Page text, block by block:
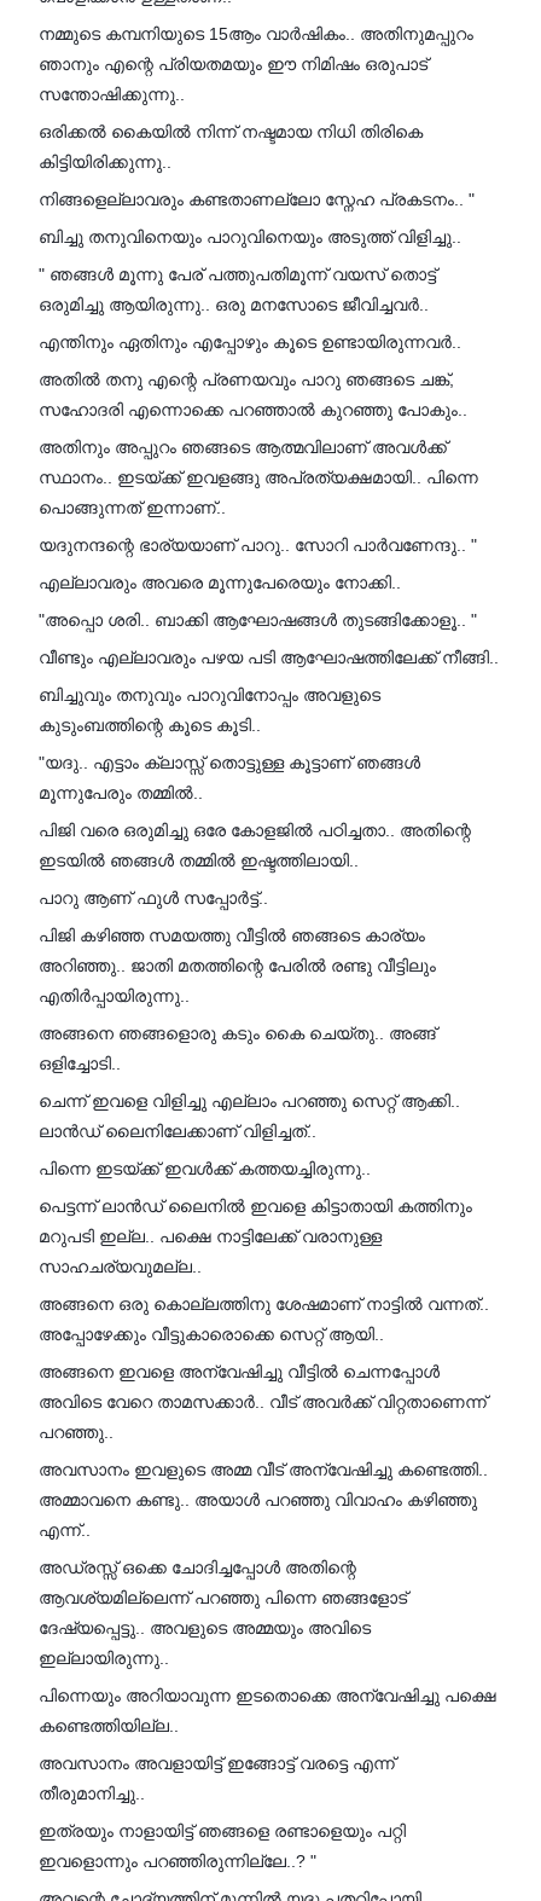
നമ്മുടെ കമ്പനിയുടെ 15ആം വാർഷികം.. അതിനുമപ്പുറം
ഞാനും എന്റെ പ്രിയതമയും ഈ നിമിഷം ഒരുപാട്
സന്തോഷിക്കുന്നു..
ഒരിക്കൽ കൈയിൽ നിന്ന് നഷ്ടമായ നിധി തിരികെ
കിട്ടിയിരിക്കുന്നു..
നിങ്ങളെല്ലാവരും കണ്ടതാണല്ലോ സ്നേഹ പ്രകടനം.. "
ബിച്ചു തനുവിനെയും പാറുവിനെയും അടുത്ത് വിളിച്ചു..
" ഞങ്ങൾ മൂന്നു പേര് പത്തുപതിമൂന്ന് വയസ് തൊട്ട്
ഒരുമിച്ചു ആയിരുന്നു.. ഒരു മനസോടെ ജീവിച്ചവർ..
എന്തിനും ഏതിനും എപ്പോഴും കൂടെ ഉണ്ടായിരുന്നവർ..
അതിൽ തനു എന്റെ പ്രണയവും പാറു ഞങ്ങടെ ചങ്ക്,
സഹോദരി എന്നൊക്കെ പറഞ്ഞാൽ കുറഞ്ഞു പോകും..
അതിനും അപ്പുറം ഞങ്ങടെ ആത്മവിലാണ് അവൾക്ക്
സ്ഥാനം.. ഇടയ്ക്ക് ഇവളങ്ങു അപ്രത്യക്ഷമായി.. പിന്നെ
പൊങ്ങുന്നത് ഇന്നാണ്..
യദുനന്ദന്റെ ഭാര്യയാണ് പാറു.. സോറി പാർവണേന്ദു.. "
എല്ലാവരും അവരെ മൂന്നുപേരെയും നോക്കി..
"അപ്പൊ ശരി.. ബാക്കി ആഘോഷങ്ങൾ തുടങ്ങിക്കോളൂ.. "
വീണ്ടും എല്ലാവരും പഴയ പടി ആഘോഷത്തിലേക്ക് നീങ്ങി..
ബിച്ചുവും തനുവും പാറുവിനോപ്പം അവളുടെ
കുടുംബത്തിന്റെ കൂടെ കൂടി..
"യദു.. എട്ടാം ക്ലാസ്സ്‌ തൊട്ടുള്ള കൂട്ടാണ് ഞങ്ങൾ
മൂന്നുപേരും തമ്മിൽ..
പിജി വരെ ഒരുമിച്ചു ഒരേ കോളജിൽ പഠിച്ചതാ.. അതിന്റെ
ഇടയിൽ ഞങ്ങൾ തമ്മിൽ ഇഷ്ടത്തിലായി..
പാറു ആണ് ഫുൾ സപ്പോർട്ട്..
പിജി കഴിഞ്ഞ സമയത്തു വീട്ടിൽ ഞങ്ങടെ കാര്യം
അറിഞ്ഞു.. ജാതി മതത്തിന്റെ പേരിൽ രണ്ടു വീട്ടിലും
എതിർപ്പായിരുന്നു..
അങ്ങനെ ഞങ്ങളൊരു കടും കൈ ചെയ്തു.. അങ്ങ്
ഒളിച്ചോടി..
ചെന്ന് ഇവളെ വിളിച്ചു എല്ലാം പറഞ്ഞു സെറ്റ് ആക്കി..
ലാൻഡ് ലൈനിലേക്കാണ് വിളിച്ചത്..
പിന്നെ ഇടയ്ക്ക് ഇവൾക്ക് കത്തയച്ചിരുന്നു..
പെട്ടന്ന് ലാൻഡ് ലൈനിൽ ഇവളെ കിട്ടാതായി കത്തിനും
മറുപടി ഇല്ല.. പക്ഷെ നാട്ടിലേക്ക് വരാനുള്ള
സാഹചര്യവുമല്ല..
അങ്ങനെ ഒരു കൊല്ലത്തിനു ശേഷമാണ് നാട്ടിൽ വന്നത്..
അപ്പോഴേക്കും വീട്ടുകാരൊക്കെ സെറ്റ് ആയി..
അങ്ങനെ ഇവളെ അന്വേഷിച്ചു വീട്ടിൽ ചെന്നപ്പോൾ
അവിടെ വേറെ താമസക്കാർ.. വീട് അവർക്ക് വിറ്റതാണെന്ന്
പറഞ്ഞു..
അവസാനം ഇവളുടെ അമ്മ വീട് അന്വേഷിച്ചു കണ്ടെത്തി..
അമ്മാവനെ കണ്ടു.. അയാൾ പറഞ്ഞു വിവാഹം കഴിഞ്ഞു
എന്ന്..
അഡ്രസ്സ് ഒക്കെ ചോദിച്ചപ്പോൾ അതിന്റെ
ആവശ്യമില്ലെന്ന് പറഞ്ഞു പിന്നെ ഞങ്ങളോട്
ദേഷ്യപ്പെട്ടു.. അവളുടെ അമ്മയും അവിടെ
ഇല്ലായിരുന്നു..
പിന്നെയും അറിയാവുന്ന ഇടതൊക്കെ അന്വേഷിച്ചു പക്ഷെ
കണ്ടെത്തിയില്ല..
അവസാനം അവളായിട്ട് ഇങ്ങോട്ട് വരട്ടെ എന്ന്
തീരുമാനിച്ചു..
ഇത്രയും നാളായിട്ട് ഞങ്ങളെ രണ്ടാളെയും പറ്റി
ഇവളൊന്നും പറഞ്ഞിരുന്നില്ലേ..? "